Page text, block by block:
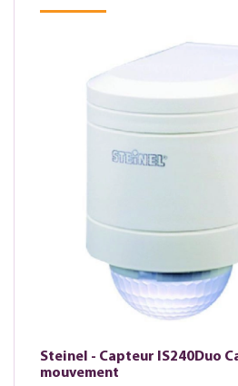
Steinel - Capteur IS240Duo
mouvement